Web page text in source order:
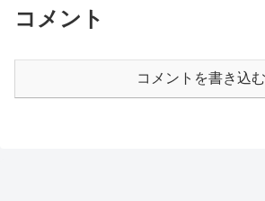
コメント
コメントを書き込む